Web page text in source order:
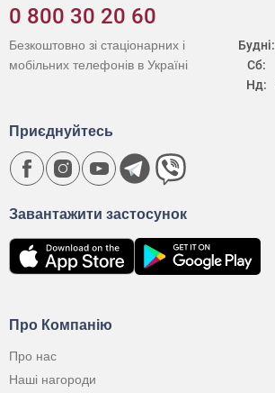
0 800 30 20 60
Будні:
Сб:
Нд:
Безкоштовно зі стаціонарних і
мобільних телефонів в Україні
Про Компанію
Про нас
Наші нагороди
Завантажити застосунок
Приєднуйтесь